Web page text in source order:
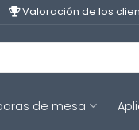
Valoración de los
de mesa